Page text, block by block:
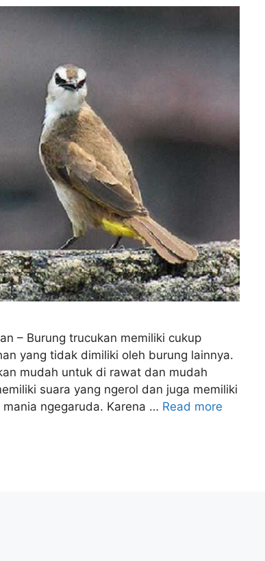
– Burung trucukan memiliki cukup
yang tidak dimiliki oleh burung lainnya.
mudah untuk di rawat dan mudah
suara yang ngerol dan juga memiliki
ngegaruda. Karena … Read more